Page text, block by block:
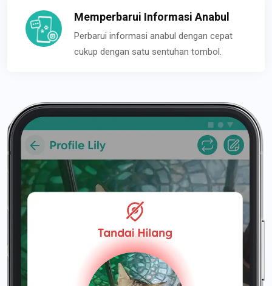
Memperbarui Informasi Anabul
Perbarui informasi anabul dengan cepat
cukup dengan satu sentuhan tombol.